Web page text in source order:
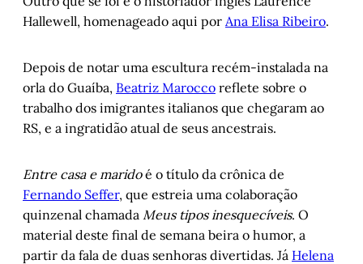
Hallewell, homenageado aqui por Ana Elisa Ribeiro.
Depois de notar uma escultura recém-instalada na
orla do Guaíba, Beatriz Marocco reflete sobre o
trabalho dos imigrantes italianos que chegaram ao
RS, e a ingratidão atual de seus ancestrais.
Entre casa e maridoé o título da crônica de
Fernando Seffer, que estreia uma colaboração
quinzenal chamada Meus tipos inesquecíveis. O
material deste final de semana beira o humor, a
partir da fala de duas senhoras divertidas. Já Helena